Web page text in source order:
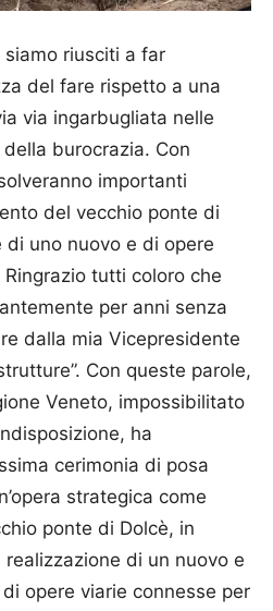
siamo riusciti a far
del fare rispetto a una
via ingarbugliata nelle
burocrazia. Con
importanti
del vecchio ponte di
di uno nuovo e di opere
tutti coloro che
per anni senza
dalla mia Vicepresidente
Con queste parole,
Veneto, impossibilitato
ha
cerimonia di posa
strategica come
ponte di Dolcè, in
di un nuovo e
opere viarie connesse per